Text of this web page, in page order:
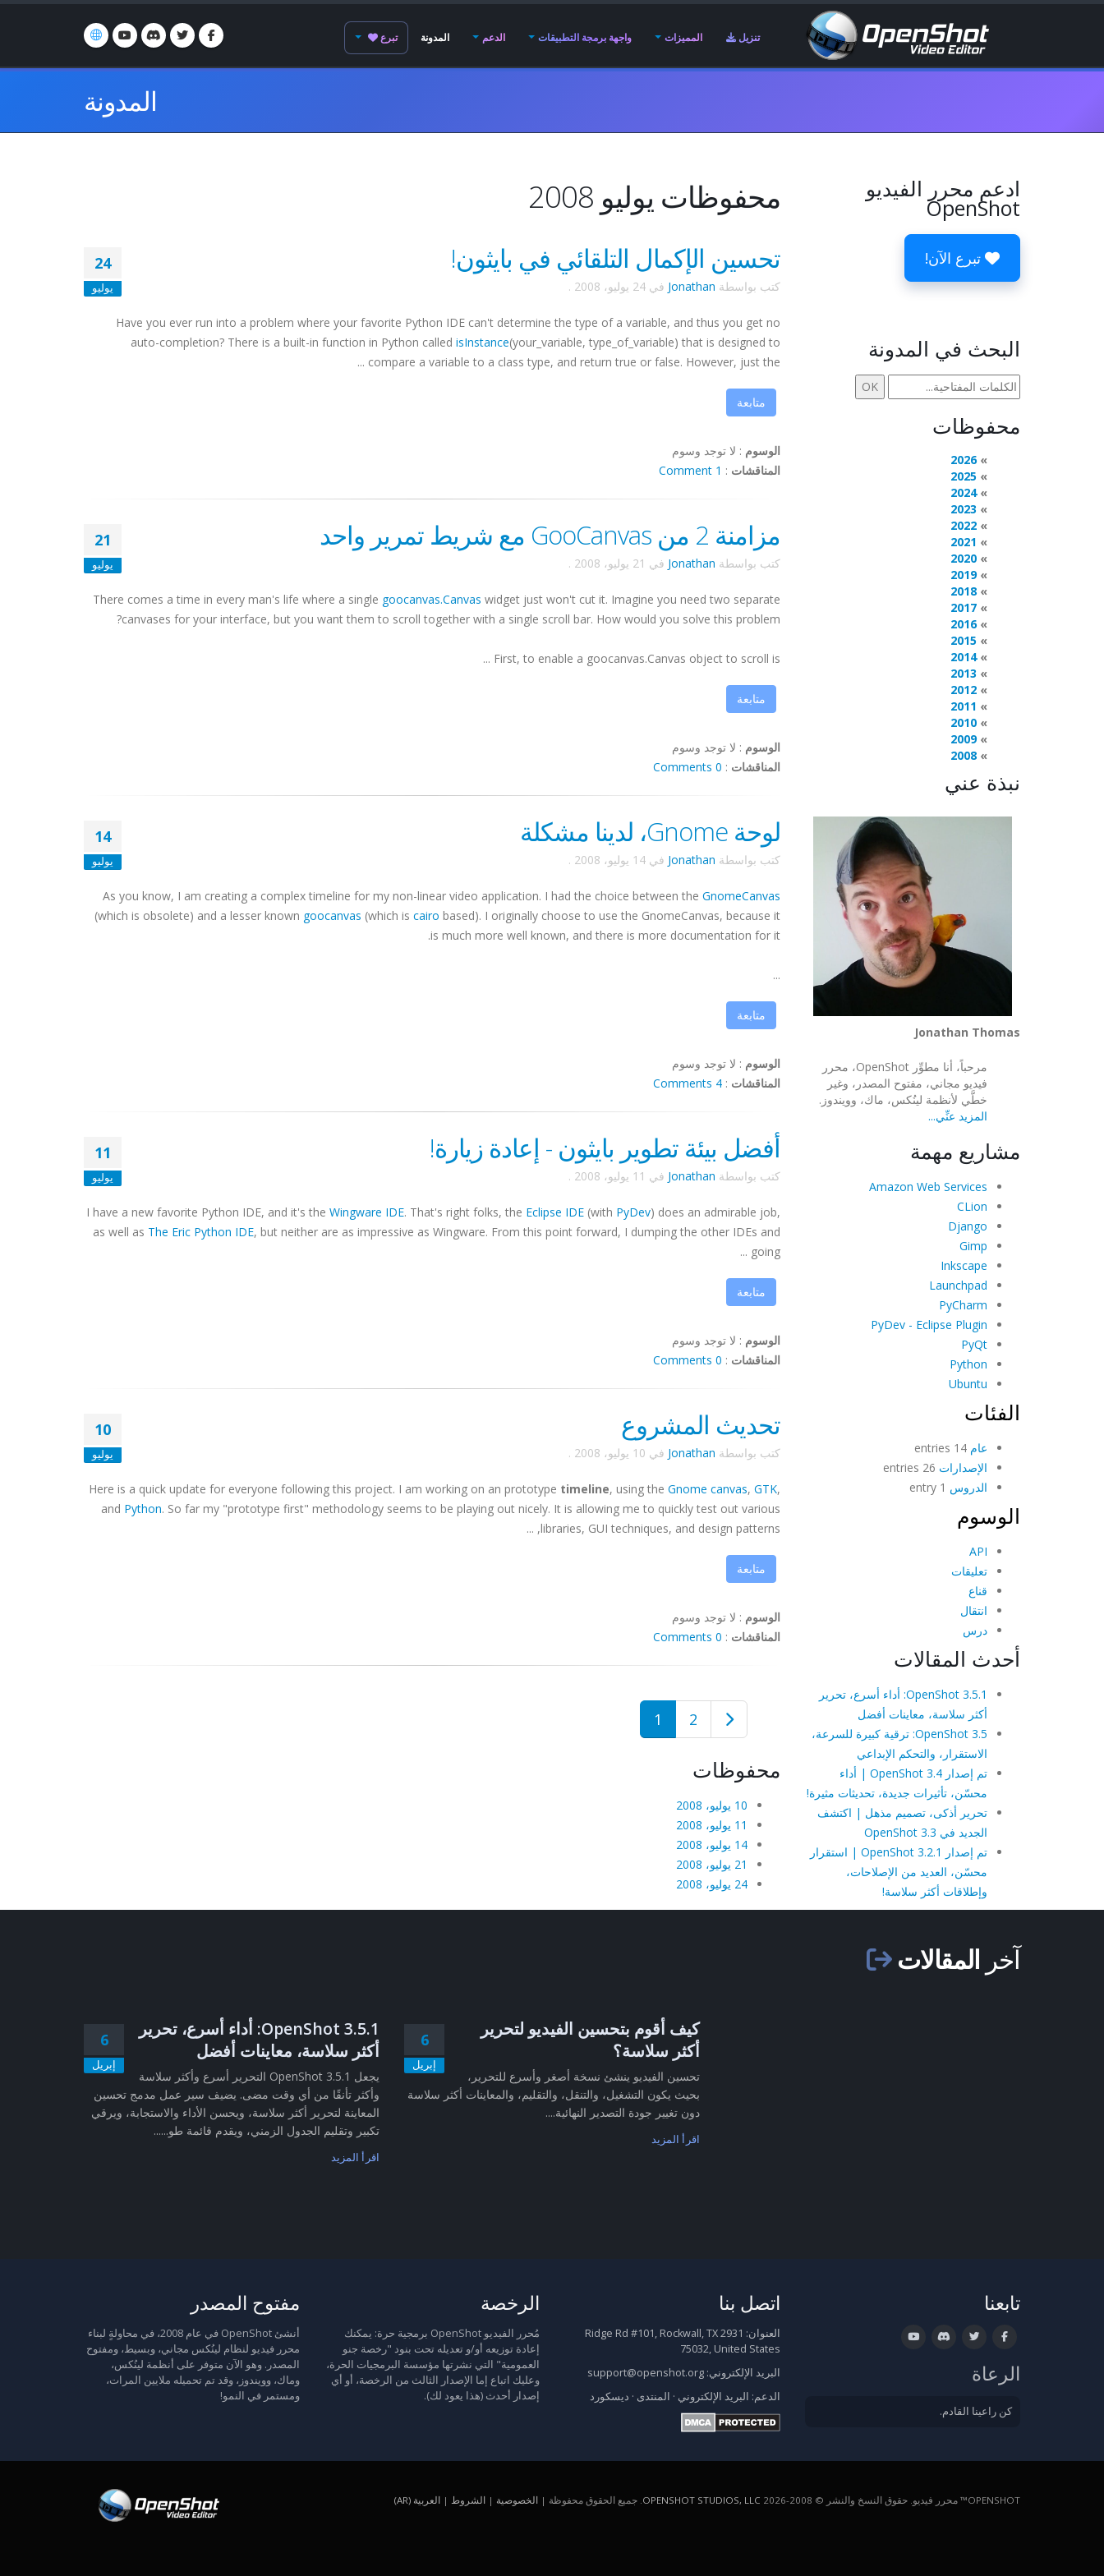
تنزيل المميزات واجهة برمجة التطبيقات الدعم المدونة تبرع
المدونة
محفوظات يوليو 2008
24
يوليو
تحسين الإكمال التلقائي في بايثون!
كتب بواسطة Jonathan في24 يوليو، 2008 .
Have you ever run into a problem where your favorite Python IDEcan't determine the type of a variable, and thus you get no
auto-completion? There is a built-in function in Python called isInstance(your_variable, type_of_variable) that is designed to
compare a variable to a class type, and return true or false. However, just the ...
متابعة
الوسوم : لا توجد وسوم
المناقشات :
1 Comment
21
يوليو
مزامنة 2 من GooCanvas مع شريط تمرير واحد
كتب بواسطة Jonathan في 21 يوليو، 2008 .
There comes a time in every man's life where a single goocanvas.Canvas widget just won't cut it. Imagine you need two separate
canvases for your interface, but you want them to scroll together with a single scroll bar. How would you solve this problem?
First, to enable a goocanvas.Canvas object to scroll is ...
متابعة
الوسوم : لا توجد وسوم
المناقشات :
0 Comments
14
يوليو
لوحة Gnome، لدينا مشكلة
كتب بواسطة Jonathan في14 يوليو، 2008 .
As you know, I am creating a complex timeline for my non-linear video application. I had the choice between the GnomeCanvas
(which is obsolete) and a lesser known goocanvas (which is cairo based). I originally choose to use the GnomeCanvas, because it
is much more well known, and there is more documentation for it.
...
متابعة
الوسوم : لا توجد وسوم
المناقشات :
4 Comments
11
يوليو
أفضل بيئة تطوير بايثون - إعادة زيارة!
كتب بواسطة Jonathan في 11 يوليو، 2008 .
I have a new favorite Python IDE, and it's the Wingware IDE. That's right folks, the Eclipse IDE(with PyDev) does an admirable job,
as well as The Eric Python IDE, but neither are as impressive as Wingware. From this point forward, I dumping the other IDEs and
going ...
متابعة
الوسوم : لا توجد وسوم
المناقشات :
0 Comments
10
يوليو
تحديث المشروع
كتب بواسطة Jonathan في 10 يوليو، 2008 .
Here is a quick update for everyone following this project. I am working on an prototype timeline, using the Gnome canvas, GTK,
and Python. So far my "prototype first" methodology seems to be playing out nicely. It is allowing me to quickly test out various
libraries, GUI techniques, and design patterns, ...
متابعة
الوسوم : لا توجد وسوم
المناقشات :
0 Comments
1 2
محفوظات
10 يوليو، 2008
11 يوليو، 2008
14 يوليو، 2008
21 يوليو، 2008
24 يوليو، 2008
ادعم محرر الفيديو
OpenShot
تبرع الآن!
البحث في المدونة
محفوظات
2026
2025
2024
2023
2022
2021
2020
2019
2018
2017
2016
2015
2014
2013
2012
2011
2010
2009
2008
نبذة عني
Jonathan Thomas
مرحباً، أنا مطوِّر OpenShot، محرر
فيديو مجاني، مفتوح المصدر، وغير
خطَّي لأنظمة لينُكس، ماك، وويندوز.
المزيد عنِّي...
مشاريع مهمة
Amazon Web Services
CLion
Django
Gimp
Inkscape
Launchpad
PyCharm
PyDev - Eclipse Plugin
PyQt
Python
Ubuntu
الفئات
عام
الإصدارات
الدروس
الوسوم
API
تعليقات
قناع
انتقال
درس
أحدث المقالات
OpenShot 3.5.1: أداء أسرع، تحرير
أكثر سلاسة، معاينات أفضل
OpenShot 3.5: ترقية كبيرة للسرعة،
الاستقرار، والتحكم الإبداعي
تم إصدار OpenShot 3.4 | أداء
محسّن، تأثيرات جديدة، تحديثات مثيرة!
تحرير أذكى، تصميم مذهل | اكتشف
الجديد في OpenShot 3.3
تم إصدار OpenShot 3.2.1 | استقرار
محسّن، العديد من الإصلاحات،
وإطلاقات أكثر سلاسة!
آخر المقالات
6
إبريل
OpenShot 3.5.1: أداء أسرع، تحرير
أكثر سلاسة، معاينات أفضل
يجعل OpenShot 3.5.1 التحرير أسرع وأكثر سلاسة
وأكثر تأنقًا من أي وقت مضى. يضيف سير عمل مدمج تحسين
المعاينة لتحرير أكثر سلاسة، ويحسن الأداء والاستجابة، ويرقي
تكبير وتقليم الجدول الزمني، ويقدم قائمة طو......
اقرأ المزيد
6
إبريل
كيف أقوم بتحسين الفيديو لتحرير
أكثر سلاسة؟
تحسين الفيديو ينشئ نسخة أصغر وأسرع للتحرير،
بحيث يكون التشغيل، والتنقل، والتقليم، والمعاينات أكثر سلاسة
دون تغيير جودة التصدير النهائية....
اقرأ المزيد
مفتوح المصدر
أنشئ OpenShot في عام 2008، في محاولةٍ لبناء
محرر فيديو لنظام لينُكس مجاني، وبسيط، ومفتوح
المصدر. وهو الآن متوفر على أنظمة لينُكس،
وماك، وويندوز، وقد تم تحميله ملايين المرات،
ومستمر في النمو!
الرخصة
مُحرر الفيديو OpenShot برمجية حرة: يمكنك
إعادة توزيعه أو/و تعديله تحت بنود "رخصة جنو
العمومية" التي نشرتها مؤسسة البرمجيات الحرة،
وعليك اتباع إما الإصدار الثالث من الرخصة، أو أي
إصدار أحدث (هذا يعود لك).
اتصل بنا
العنوان:
2931 Ridge Rd #101, Rockwall, TX
75032, United States
البريد الإلكتروني: support@openshot.org
الدعم: البريد الإلكتروني · المنتدى · ديسكورد
تابعنا
الرعاة
كن راعينا القادم.
OPENSHOT™ محرر فيديو. حقوق النسخ والنشر © 2008-2026 OPENSHOT STUDIOS, LLC. جميع الحقوق محفوظة | الخصوصية | الشروط | العربية (AR)